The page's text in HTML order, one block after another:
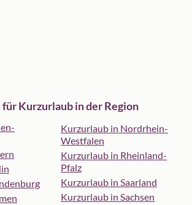
Kurzurlaub in der Region
Kurzurlaub in Nordrhein-
Westfalen
Kurzurlaub in Rheinland-
Pfalz
Kurzurlaub in Saarland
Kurzurlaub in Sachsen